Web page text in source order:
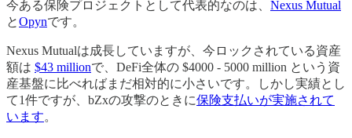
今ある保険プロジェクトとして代表的なのは、 Nexus Mutual
とOpynです。
Nexus Mutualは成長していますが、今ロックされている資産
額は $43 millionで、DeFi全体の $4000 - 5000 million という資
産基盤に比べればまだ相対的に小さいです。しかし実績とし
て1件ですが、bZxの攻撃のときに保険支払いが実施されて
います。